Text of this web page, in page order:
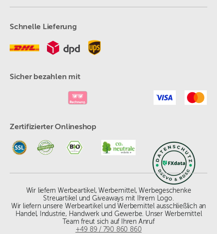
Schnelle Lieferung
Sicher bezahlen mit
Zertifizierter Onlineshop
Wir liefern Werbeartikel, Werbemittel, Werbegeschenke
Streuartikel und Giveaways mit Ihrem Logo.
Wir liefern unsere Werbeartikel und Werbemittel ausschließlich an
Handel, Industrie, Handwerk und Gewerbe. Unser Werbemittel
Team freut sich auf Ihren Anruf
+49 89 / 790 860 860